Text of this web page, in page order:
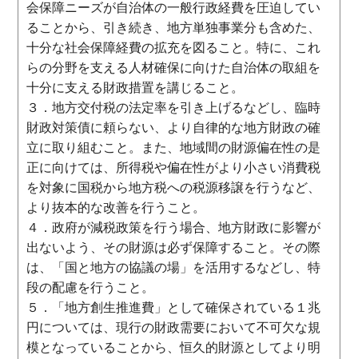
会保障ニーズが自治体の一般行政経費を圧迫してい
ることから、引き続き、地方単独事業分も含めた、
十分な社会保障経費の拡充を図ること。特に、これ
らの分野を支える人材確保に向けた自治体の取組を
十分に支える財政措置を講じること。
３．地方交付税の法定率を引き上げるなどし、臨時
財政対策債に頼らない、より自律的な地方財政の確
立に取り組むこと。また、地域間の財源偏在性の是
正に向けては、所得税や偏在性がより小さい消費税
を対象に国税から地方税への税源移譲を行うなど、
より抜本的な改善を行うこと。
４．政府が減税政策を行う場合、地方財政に影響が
出ないよう、その財源は必ず保障すること。その際
は、「国と地方の協議の場」を活用するなどし、特
段の配慮を行うこと。
５．「地方創生推進費」として確保されている１兆
円については、現行の財政需要において不可欠な規
模となっていることから、恒久的財源としてより明